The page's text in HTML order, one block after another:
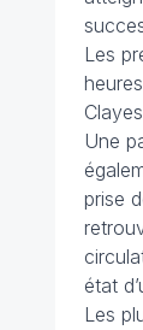
Les
Une
prise
état
Les